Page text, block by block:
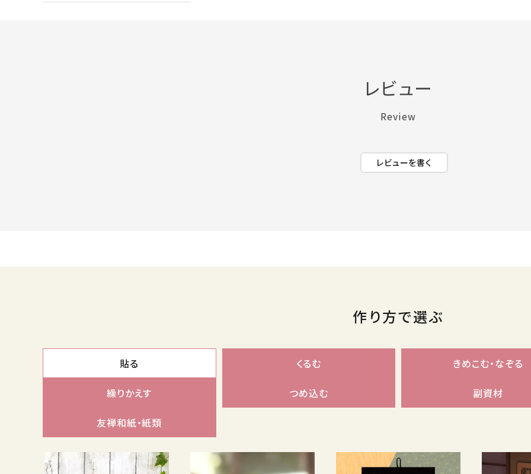
レビュー
Review
レビューを書く
作り方で選ぶ
貼る くるむ きめこむ・なぞる
繰りかえす つめ込む 副資材
友禅和紙・紙類